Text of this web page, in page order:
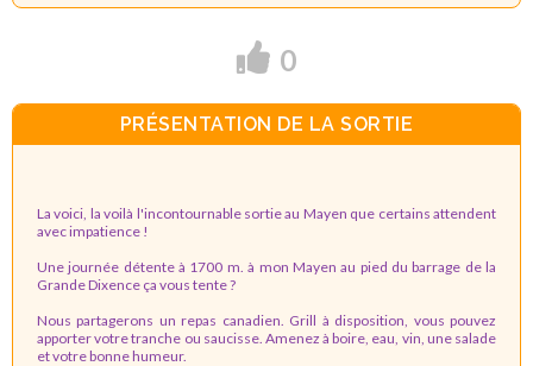
0
PRÉSENTATION DE LA SORTIE
La voici, la voilà l'incontournable sortie au Mayen que certains attendent
avec impatience !
Une journée détente à 1700 m. à mon Mayen au pied du barrage de la
Grande Dixence ça vous tente ?
Nous partagerons un repas canadien. Grill à disposition, vous pouvez
apporter votre tranche ou saucisse. Amenez à boire, eau, vin, une salade
et votre bonne humeur.